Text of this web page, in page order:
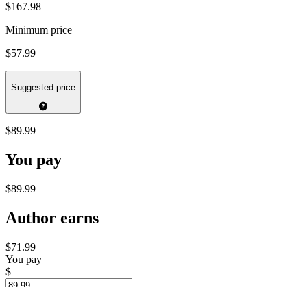
$167.98
Minimum price
$57.99
Suggested price
$89.99
You pay
$89.99
Author earns
$71.99
You pay
$